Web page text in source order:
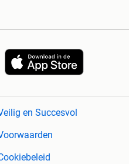
en Succesvol